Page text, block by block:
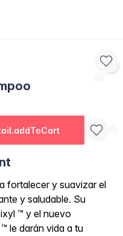
fortalecer y suavizar el
y saludable. Su
™ y el nuevo
le darán vida a tu